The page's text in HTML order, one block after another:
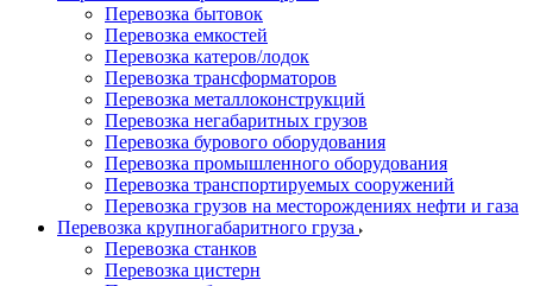
Перевозка бытовок
Перевозка емкостей
Перевозка катеров/лодок
Перевозка трансформаторов
Перевозка металлоконструкций
Перевозка негабаритных грузов
Перевозка бурового оборудования
Перевозка промышленного оборудования
Перевозка транспортируемых сооружений
Перевозка грузов на месторождениях нефти и газа
Перевозка крупногабаритного груза
Перевозка станков
Перевозка цистерн